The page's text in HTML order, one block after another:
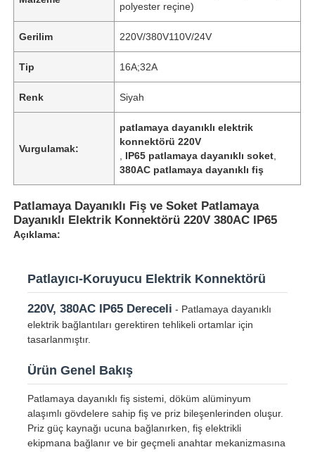
polyester reçine)
Gerilim 220V/380V110V/24V
Tip 16A;32A
Renk Siyah
Vurgulamak:
patlamaya dayanıklı elektrik
konnektörü 220V
IP65 patlamaya dayanıklı soket
380AC patlamaya dayanıklı fiş
Patlamaya Dayanıklı Fiş ve Soket Patlamaya
Dayanıklı Elektrik Konnektörü 220V 380AC IP65
Açıklama:
Patlayıcı-Koruyucu Elektrik Konnektörü
220V, 380AC IP65 Dereceli - Patlamaya dayanıklı
elektrik bağlantıları gerektiren tehlikeli ortamlar için
tasarlanmıştır.
Ürün Genel Bakış
Patlamaya dayanıklı fiş sistemi, döküm alüminyum
alaşımlı gövdelere sahip fiş ve priz bileşenlerinden oluşur.
Priz güç kaynağı ucuna bağlanırken, fiş elektrikli
ekipmana bağlanır ve bir geçmeli anahtar mekanizmasına